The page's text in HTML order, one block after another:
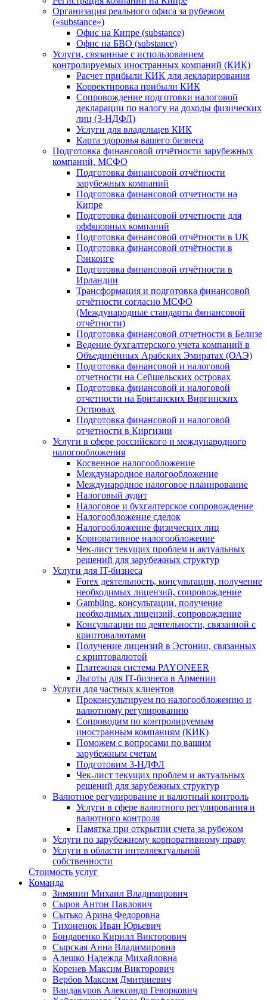
Организация реального офиса за рубежом
(«substance»)
Офис на Кипре (substance)
Офис на БВО (substance)
Услуги, связанные с использованием
контролируемых иностранных компаний (КИК)
Расчет прибыли КИК для декларирования
Корректировка прибыли КИК
Сопровождение подготовки налоговой
декларации по налогу на доходы физических
лиц (3-НДФЛ)
Услуги для владельцев КИК
Карта здоровья вашего бизнеса
Подготовка финансовой отчётности зарубежных
компаний, МСФО
Подготовка финансовой отчётности
зарубежных компаний
Подготовка финансовой отчетности на
Кипре
Подготовка финансовой отчетности для
оффшорных компаний
Подготовка финансовой отчётности в UK
Подготовка финансовой отчётности в
Гонконге
Подготовка финансовой отчётности в
Ирландии
Трансформация и подготовка финансовой
отчётности согласно МСФО
(Международные стандарты финансовой
отчётности)
Подготовка финансовой отчетности в Белизе
Ведение бухгалтерского учета компаний в
Объединённых Арабских Эмиратах (ОАЭ)
Подготовка финансовой и налоговой
отчетности на Сейшельских островах
Подготовка финансовой и налоговой
отчетности на Британских Виргинских
Островах
Подготовка финансовой и налоговой
отчетности в Киргизии
Услуги в сфере российского и международного
налогообложения
Косвенное налогообложение
Международное налогообложение
Международное налоговое планирование
Налоговый аудит
Налоговое и бухгалтерское сопровождение
Налогообложение сделок
Налогообложение физических лиц
Корпоративное налогообложение
Чек-лист текущих проблем и актуальных
решений для зарубежных структур
Услуги для IT-бизнеса
Forex деятельность, консультации, получение
необходимых лицензий, сопровождение
Gambling, консультации, получение
необходимых лицензий, сопровождение
Консультации по деятельности, связанной с
криптовалютами
Получение лицензий в Эстонии, связанных
с криптовалютой
Платежная система PAYONEER
Льготы для IT-бизнеса в Армении
Услуги для частных клиентов
Проконсультируем по налогообложению и
валютному регулированию
Сопроводим по контролируемым
иностранным компаниям (КИК)
Поможем с вопросами по вашим
зарубежным счетам
Подготовим 3-НДФЛ
Чек-лист текущих проблем и актуальных
решений для зарубежных структур
Валютное регулирование и валютный контроль
Услуги в сфере валютного регулирования и
валютного контроля
Памятка при открытии счета за рубежом
Услуги по зарубежному корпоративному праву
Услуги в области интеллектуальной
собственности
Стоимость услуг
Команда
Зимянин Михаил Владимирович
Сыров Антон Павлович
Сытько Арина Федоровна
Тихоненок Иван Юрьевич
Бондаренко Кирилл Викторович
Сырская Анна Владимировна
Алешко Надежда Михайловна
Коренев Максим Викторович
Вербов Максим Дмитриевич
Вандакуров Александр Геворкович